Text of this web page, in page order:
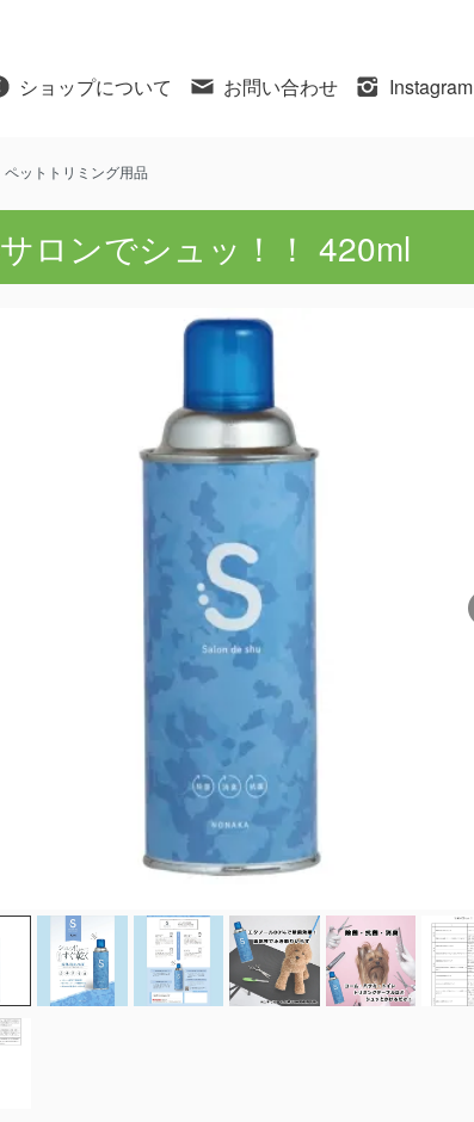
ショップについて お問い合わせ Instagram
ペットトリミング用品
サロンでシュッ！！ 420ml